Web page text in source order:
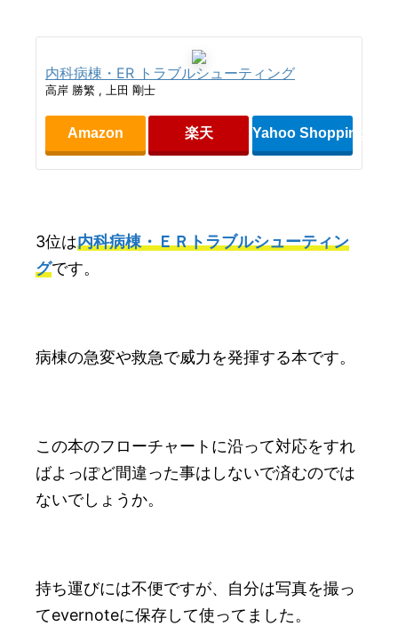
内科病棟・ER トラブルシューティング
高岸 勝繁 , 上田 剛士
Amazon 楽天 Yahoo Shopping
3位は内科病棟・ＥＲトラブルシューティン
グです。
病棟の急変や救急で威力を発揮する本です。
この本のフローチャートに沿って対応をすれ
ばよっぽど間違った事はしないで済むのでは
ないでしょうか。
持ち運びには不便ですが、自分は写真を撮っ
てevernoteに保存して使ってました。